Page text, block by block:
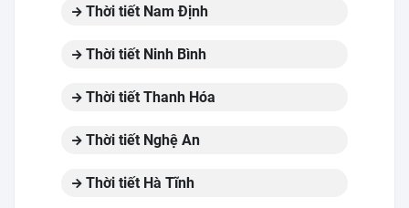
Thời tiết Nam Định
Thời tiết Ninh Bình
Thời tiết Thanh Hóa
Thời tiết Nghệ An
Thời tiết Hà Tĩnh